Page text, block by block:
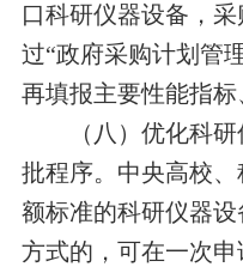
口科研仪器设备，
过“政府采购计划管
再填报主要性能指标
（八）优化科研
批程序。中央高校
额标准的科研仪器
方式的，可在一次